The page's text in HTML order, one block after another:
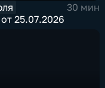
30 мин
25.07.2026